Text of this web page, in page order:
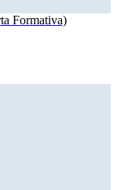
Formativa)